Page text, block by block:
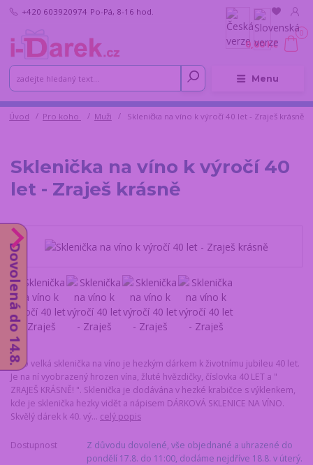
Menu
+420 603920974 Po-Pá, 8-16 hod.
0
0,00 Kč
Úvod Pro koho Muži Sklenička na víno k výročí 40 let - Zraješ krásně
Sklenička na víno k výročí 40
let - Zraješ krásně
Tato velká sklenička na víno je hezkým dárkem k životnímu jubileu 40 let.
Je na ní vyobrazený hrozen vína, žluté hvězdičky, číslovka 40 LET a "
ZRAJEŠ KRÁSNĚ! ". Sklenička je dodávána v hezké krabičce s výklenkem,
kde je sklenička hezky vidět a nápisem DÁRKOVÁ SKLENICE NA VÍNO.
Skvělý dárek k 40. vý... celý popis
Dostupnost
Z důvodu dovolené, vše objednané a uhrazené do
pondělí 17.8. do 11:00, dodáme nejdříve 18.8. v úterý.
Dovolená do 14.8.